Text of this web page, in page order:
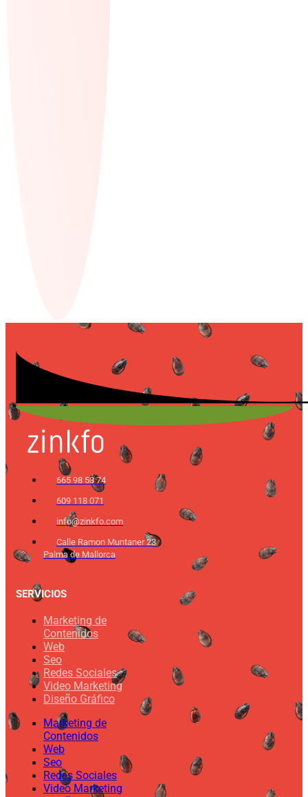
665 98 58 74
609 118 071
info@zinkfo.com
Calle Ramon Muntaner 23
Palma de Mallorca
SERVICIOS
Marketing de
Contenidos
Web
Seo
Redes Sociales
Video Marketing
Diseño Gráfico
Marketing de
Contenidos
Web
Seo
Redes Sociales
Video Marketing